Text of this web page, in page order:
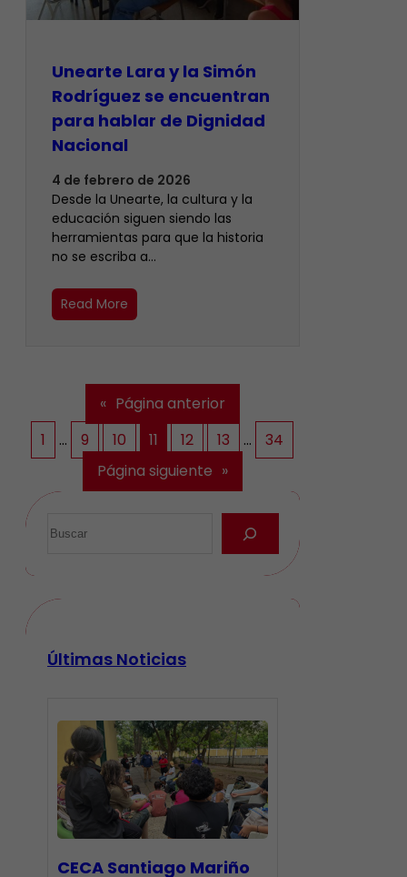
Unearte Lara y la Simón
Rodríguez se encuentran
para hablar de Dignidad
Nacional
4 de febrero de 2026
Desde la Unearte, la cultura y la
educación siguen siendo las
herramientas para que la historia
no se escriba a…
Read More
« Página anterior
1
… 9 10 11 12 13 …
34
Página siguiente »
Últimas Noticias
CECA Santiago Mariño